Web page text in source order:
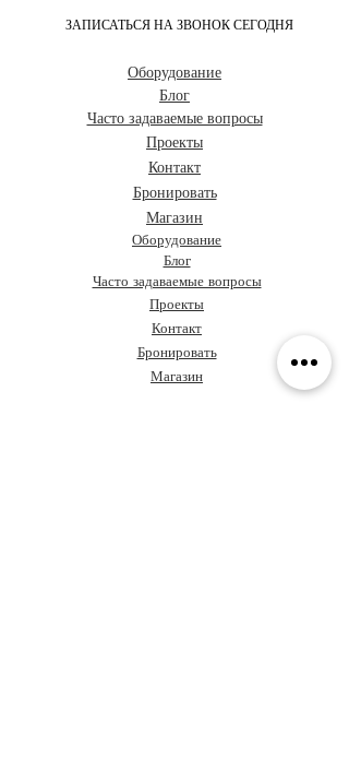
ЗАПИСАТЬСЯ НА ЗВОНОК СЕГОДНЯ
Оборудование
Блог
Часто задаваемые вопросы
Проекты
Контакт
Бронировать
Магазин
Оборудование
Блог
Часто задаваемые вопросы
Проекты
Контакт
Бронировать
Магазин